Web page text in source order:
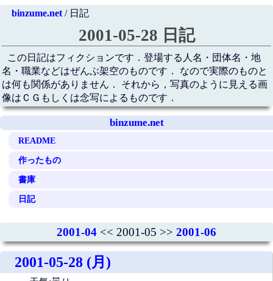
binzume.net/ 日記
2001-05-28 日記
この日記はフィクションです．登場する人名・団体名・地
名・職業などはぜんぶ架空のものです． なので実際のものと
は何も関係がありません． それから，写真のように見える画
像はＣＧもしくは念写によるものです．
binzume.net
README
作ったもの
書庫
日記
2001-04 << 2001-05 >> 2001-06
2001-05-28 (月)